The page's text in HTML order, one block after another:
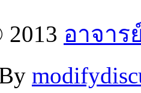
2013 อาจาร